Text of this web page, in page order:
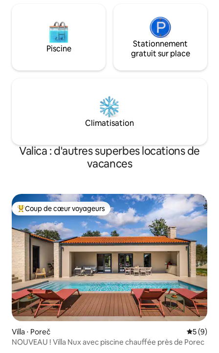
Piscine
Stationnement
gratuit sur place
Climatisation
Valica : d'autres superbes locations de
vacances
Coups de cœur voyageurs les plus appréciés
Coup de cœur voyageurs
Villa ⋅ Poreč
5 (9)
NOUVEAU ! Villa Nux avec piscine chauffée près de Porec